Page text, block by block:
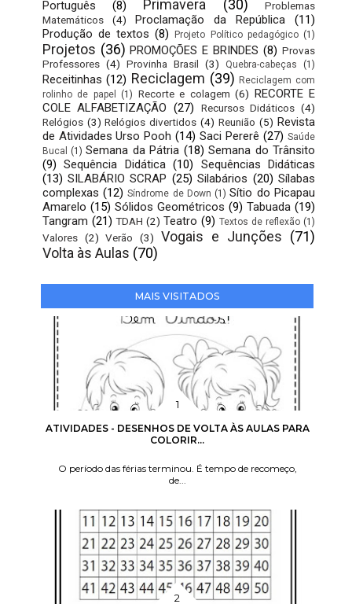
Português (8) Primavera (30)
Problemas
Matemáticos
(4) Proclamação da República
(11)
Produção de textos (8) Projeto Político pedagógico (1)
Projetos (36) PROMOÇÕES E BRINDES (8) Provas
Professores (4) Provinha Brasil (3) Quebra-cabeças (1)
Receitinhas (12) Reciclagem (39) Reciclagem com
rolinho de papel
(1) Recorte e colagem (6) RECORTE E
COLE ALFABETIZAÇÃO (27) Recursos Didáticos (4)
Relógios (3) Relógios divertidos (4) Reunião (5) Revista
de Atividades Urso Pooh (14) Saci Pererê (27) Saúde
Bucal
(1) Semana da Pátria (18) Semana do Trânsito
(9) Sequência Didática (10)
Sequências Didáticas
(13) SILABÁRIO SCRAP (25) Silabários (20) Sílabas
complexas (12) Síndrome de Down (1) Sítio do Picapau
Amarelo (15) Sólidos Geométricos (9) Tabuada (19)
Tangram (21) TDAH (2) Teatro (9) Textos de reflexão (1)
Valores (2) Verão (3) Vogais e Junções (71)
Volta às Aulas (70)
MAIS VISITADOS
ATIVIDADES - DESENHOS DE VOLTA ÀS AULAS PARA
COLORIR...
O período das férias terminou. É tempo de recomeço,
de...